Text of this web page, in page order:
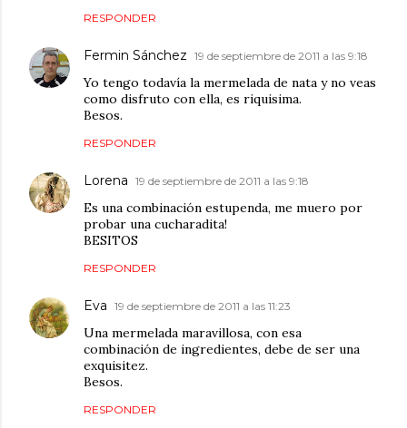
RESPONDER
Fermin Sánchez 19 de septiembre de 2011 a las 9:18
Yo tengo todavía la mermelada de nata y no veas
como disfruto con ella, es riquisima.
Besos.
RESPONDER
Lorena 19 de septiembre de 2011 a las 9:18
Es una combinación estupenda, me muero por
probar una cucharadita!
BESITOS
RESPONDER
Eva 19 de septiembre de 2011 a las 11:23
Una mermelada maravillosa, con esa
combinación de ingredientes, debe de ser una
exquisitez.
Besos.
RESPONDER